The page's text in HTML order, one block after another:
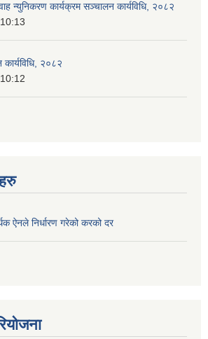
न्युनिकरण कार्यक्रम सञ्‍चालन कार्यविधि, २०८२
२०८२
ऐनले निर्धारण गरेको करको दर